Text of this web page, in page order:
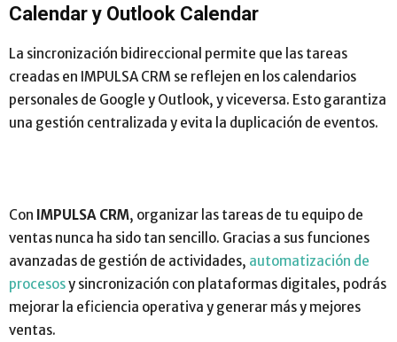
Calendar y Outlook Calendar
La sincronización bidireccional permite que las tareas
creadas en IMPULSA CRM se reflejen en los calendarios
personales de Google y Outlook, y viceversa. Esto garantiza
una gestión centralizada y evita la duplicación de eventos.
Con IMPULSA CRM, organizar las tareas de tu equipo de
ventas nunca ha sido tan sencillo. Gracias a sus funciones
avanzadas de gestión de actividades, automatización de
procesosy sincronización con plataformas digitales, podrás
mejorar la eficiencia operativa y generar más y mejores
ventas.